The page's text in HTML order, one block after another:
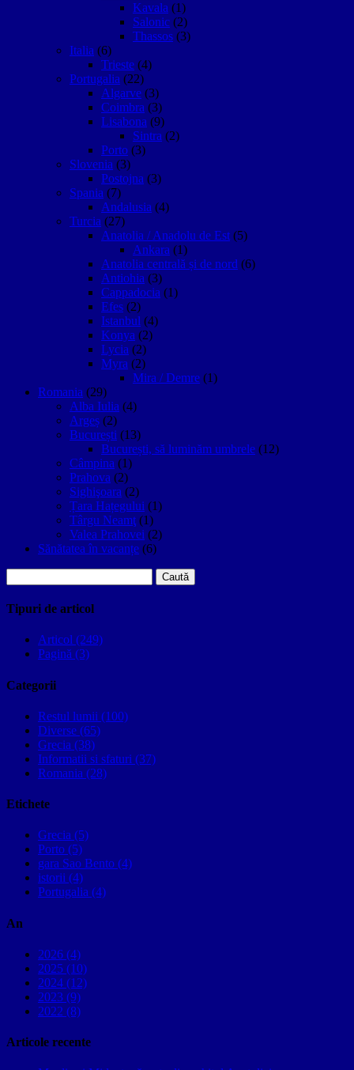
Kavala (1)
Salonic (2)
Thassos (3)
Italia (6)
Trieste (4)
Portugalia (22)
Algarve (3)
Coimbra (3)
Lisabona (9)
Sintra (2)
Porto (3)
Slovenia (3)
Postojna (3)
Spania (7)
Andalusia (4)
Turcia (27)
Anatolia / Anadolu de Est (5)
Ankara (1)
Anatolia centrală și de nord (6)
Antiohia (3)
Cappadocia (1)
Efes (2)
Istanbul (4)
Konya (2)
Lycia (2)
Myra (2)
Mira / Demre (1)
Romania (29)
Alba Iulia (4)
Argeș (2)
București (13)
București, să luminăm umbrele (12)
Câmpina (1)
Prahova (2)
Sighişoara (2)
Țara Hațegului (1)
Târgu Neamţ (1)
Valea Prahovei (2)
Sănătatea în vacanțe (6)
după:
Tipuri de articol
Articol (249)
Pagină (3)
Categorii
Restul lumii (100)
Diverse (65)
Grecia (38)
Informatii si sfaturi (37)
Romania (28)
Etichete
Grecia (5)
Porto (5)
gara Sao Bento (4)
istorii (4)
Portugalia (4)
An
2026 (4)
2025 (10)
2024 (12)
2023 (9)
2022 (8)
Articole recente